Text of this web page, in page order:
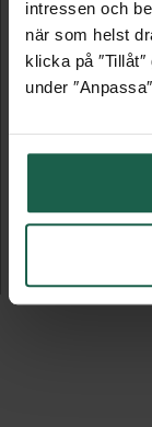
intressen och
när som helst
klicka på
under
71 990 kr